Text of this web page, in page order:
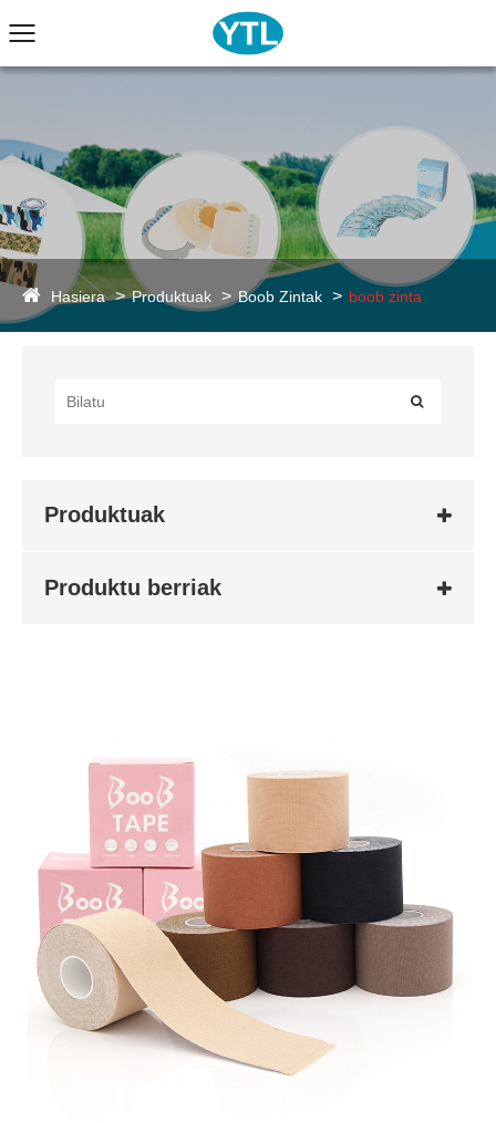
Hasiera Produktuak Boob Zintak boob zinta
Produktuak
Produktu berriak